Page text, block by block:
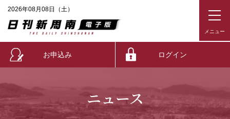
2026年08月08日（土）
お申込み ログイン
ニュース